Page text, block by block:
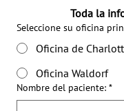
Toda la
Seleccione su oficina
Oficina de
Oficina Waldorf
Nombre del paciente: *